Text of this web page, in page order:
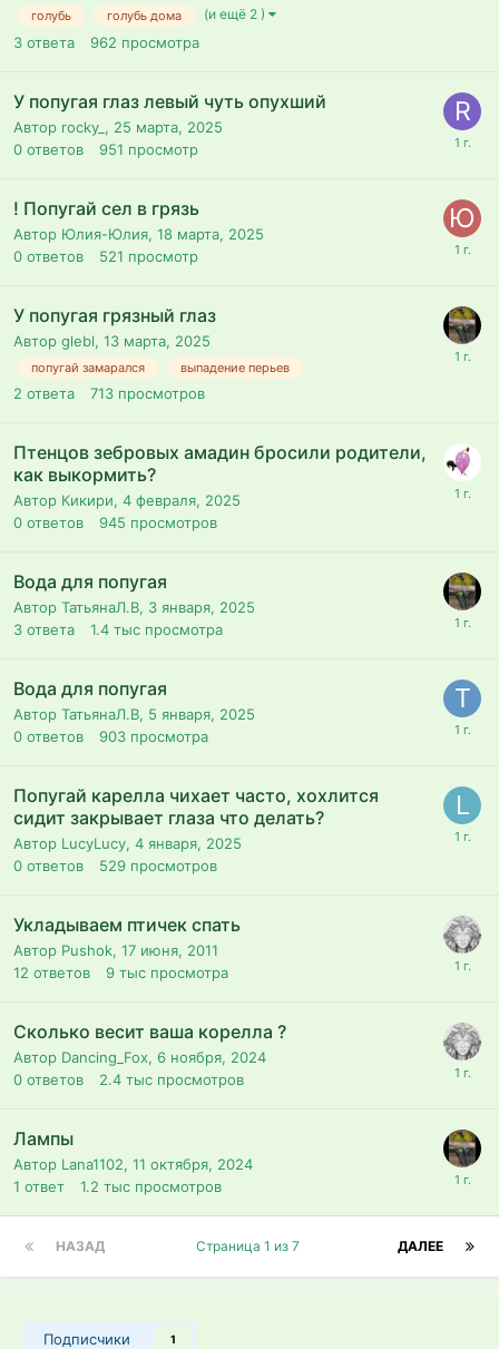
голубь голубь дома (и ещё 2 )
3 ответа 962 просмотра
У попугая глаз левый чуть опухший
Автор rocky_, 25 марта, 2025
0 ответов 951 просмотр
! Попугай сел в грязь
Автор Юлия-Юлия, 18 марта, 2025
0 ответов 521 просмотр
У попугая грязный глаз
Автор glebl, 13 марта, 2025
попугай замарался выпадение перьев
2 ответа 713 просмотров
Птенцов зебровых амадин бросили родители,
как выкормить?
Автор Кикири, 4 февраля, 2025
0 ответов 945 просмотров
Вода для попугая
Автор ТатьянаЛ.В, 3 января, 2025
3 ответа 1.4 тыс просмотра
Вода для попугая
Автор ТатьянаЛ.В, 5 января, 2025
0 ответов 903 просмотра
Попугай карелла чихает часто, хохлится
сидит закрывает глаза что делать?
Автор LucyLucy, 4 января, 2025
0 ответов 529 просмотров
Укладываем птичек спать
Автор Pushok, 17 июня, 2011
12 ответов 9 тыс просмотра
Сколько весит ваша корелла ?
Автор Dancing_Fox, 6 ноября, 2024
0 ответов 2.4 тыс просмотров
Лампы
Автор Lana1102, 11 октября, 2024
1 ответ 1.2 тыс просмотров
НАЗАД ДАЛЕЕ
Страница 1 из 7
Подписчики 1